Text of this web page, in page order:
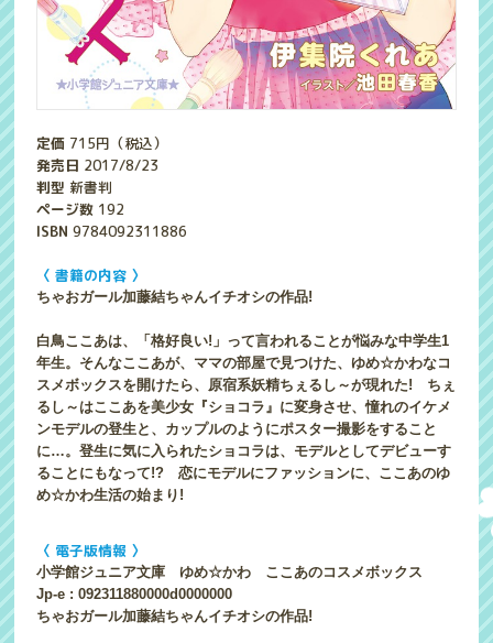
定価 715円（税込）
発売日 2017/8/23
判型 新書判
ページ数 192
ISBN9784092311886
〈 書籍の内容 〉
ちゃおガール加藤結ちゃんイチオシの作品!
白鳥ここあは、「格好良い!」って言われることが悩みな中学生1
年生。そんなここあが、ママの部屋で見つけた、ゆめ☆かわなコ
スメボックスを開けたら、原宿系妖精ちぇるし～が現れた! ちぇ
るし～はここあを美少女『ショコラ』に変身させ、憧れのイケメ
ンモデルの登生と、カップルのようにポスター撮影をすること
に…。登生に気に入られたショコラは、モデルとしてデビューす
ることにもなって!? 恋にモデルにファッションに、ここあのゆ
め☆かわ生活の始まり!
〈 電子版情報 〉
小学館ジュニア文庫 ゆめ☆かわ ここあのコスメボックス
Jp-e : 092311880000d0000000
ちゃおガール加藤結ちゃんイチオシの作品!